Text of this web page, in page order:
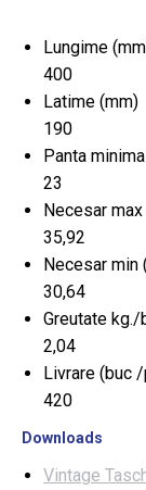
Lungime
400
Latime (mm)
190
Panta
23
Necesar
35,92
Necesar min
30,64
Greutate kg./
2,04
Livrare (buc
420
Downloads
Vintage